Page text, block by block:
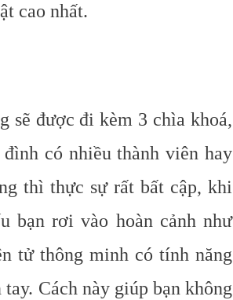
cao nhất.
sẽ được đi kèm 3 chìa khoá,
có nhiều thành viên hay
thì thực sự rất bất cập, khi
bạn rơi vào hoàn cảnh như
tử thông minh có tính năng
Cách này giúp bạn không